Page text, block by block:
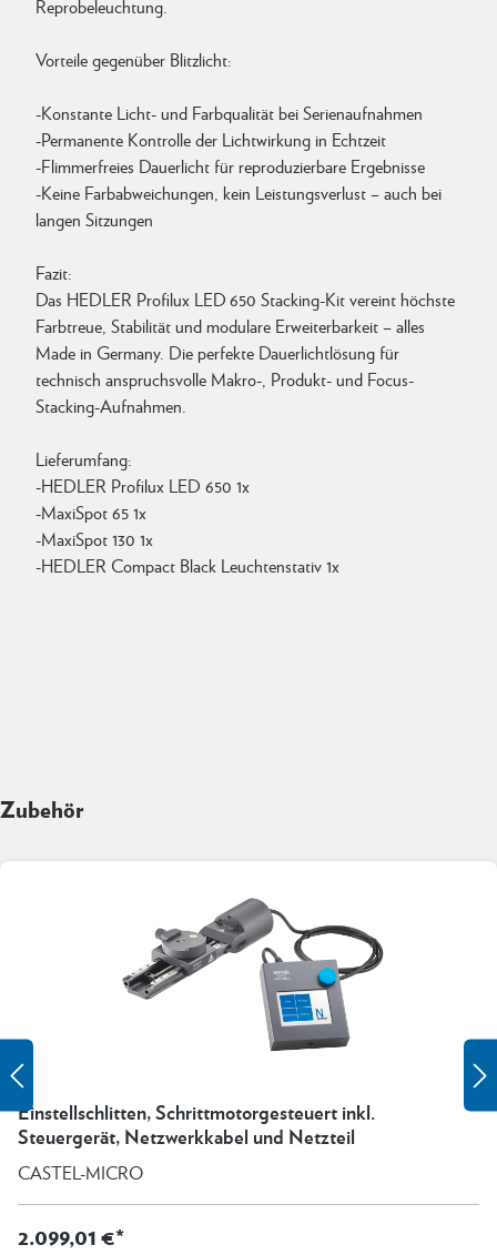
Reprobeleuchtung.
Vorteile gegenüber Blitzlicht:
-Konstante Licht- und Farbqualität bei Serienaufnahmen
-Permanente Kontrolle der Lichtwirkung in Echtzeit
-Flimmerfreies Dauerlicht für reproduzierbare Ergebnisse
-Keine Farbabweichungen, kein Leistungsverlust – auch bei
langen Sitzungen
Fazit:
Das HEDLER Profilux LED 650 Stacking-Kit vereint höchste
Farbtreue, Stabilität und modulare Erweiterbarkeit – alles
Made in Germany. Die perfekte Dauerlichtlösung für
technisch anspruchsvolle Makro-, Produkt- und Focus-
Stacking-Aufnahmen.
Lieferumfang:
-HEDLER Profilux LED 650 1x
-MaxiSpot 65 1x
-MaxiSpot 130 1x
-HEDLER Compact Black Leuchtenstativ 1x
Zubehör
Einstellschlitten, Schrittmotorgesteuert inkl.
Steuergerät, Netzwerkkabel und Netzteil
CASTEL-MICRO
2.099,01 €*